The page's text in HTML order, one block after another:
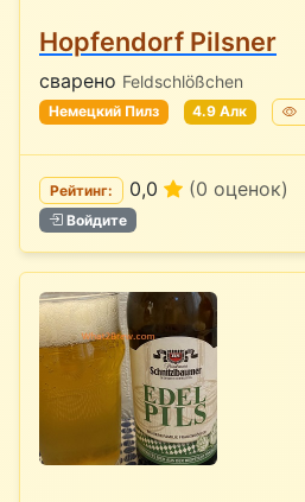
Hopfendorf Pilsner
сварено Feldschlößchen
Немецкий Пилз 4.9 Алк
Рейтинг: 0,0 (0 оценок)
Войдите